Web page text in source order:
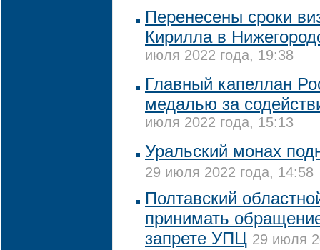
Перенесены сроки
Кирилла в
июля 2022 года, 19:38
Главный капеллан
медалью за
июля 2022 года, 15:13
Уральский монах
29 июля 2022 года, 14:58
Полтавский
принимать
запрете УПЦ 29 июля